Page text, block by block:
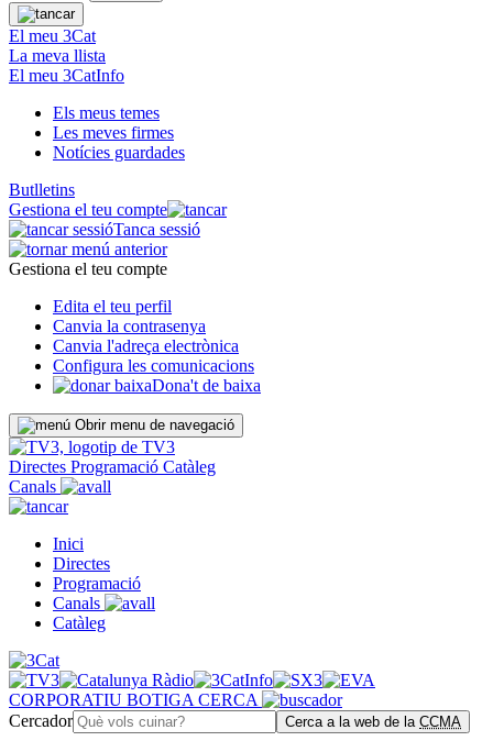
El meu 3Cat
La meva llista
El meu 3CatInfo
Els meus temes
Les meves firmes
Notícies guardades
Butlletins
Gestiona el teu compte
Tanca sessió
Gestiona el teu compte
Edita el teu perfil
Canvia la contrasenya
Canvia l'adreça electrònica
Configura les comunicacions
Dona't de baixa
Obrir menu de navegació
Directes Programació Catàleg
Canals
Inici
Directes
Programació
Canals
Catàleg
CORPORATIU BOTIGA CERCA
Cercador
Cerca a la web de la CCMA